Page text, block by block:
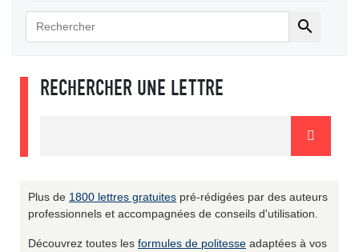

RECHERCHER UNE LETTRE
Plus de 1800 lettres gratuites pré-rédigées par des auteurs
professionnels et accompagnées de conseils d'utilisation.
Découvrez toutes les formules de politesse adaptées à vos